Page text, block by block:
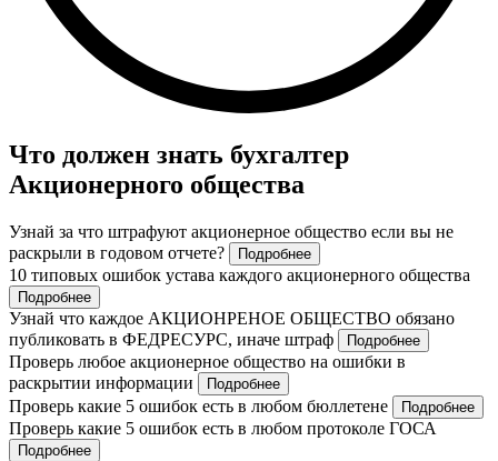
Что должен знать бухгалтер
Акционерного общества
Узнай за что штрафуют акционерное общество если вы не
раскрыли в годовом отчете?
Подробнее
10 типовых ошибок устава каждого акционерного общества
Подробнее
Узнай что каждое АКЦИОНРЕНОЕ ОБЩЕСТВО обязано
публиковать в ФЕДРЕСУРС, иначе штраф
Подробнее
Проверь любое акционерное общество на ошибки в
раскрытии информации
Подробнее
Проверь какие 5 ошибок есть в любом бюллетене Подробнее
Проверь какие 5 ошибок есть в любом протоколе ГОСА
Подробнее